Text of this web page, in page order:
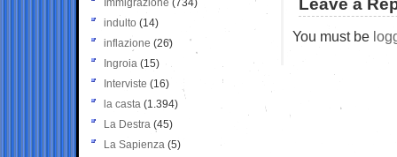
Leave a
You must be
Immigrazione (734)
indulto (14)
inflazione (26)
Ingroia (15)
Interviste (16)
la casta (1.394)
La Destra (45)
La Sapienza (5)